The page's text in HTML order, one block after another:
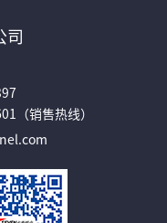
司
（销售热线）